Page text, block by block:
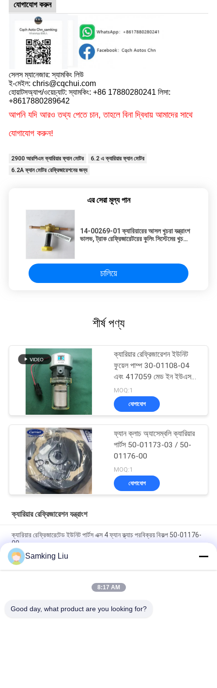
যোগাযোগ করুন
সেলস ম্যানেজার: স্যামকিং লিউ
ই-মেইল: chris@cqchui.com
হোয়াটসঅ্যাপ/ওয়েচ্যাট: স্যামকিং: +86 17880280241 লিসা:
+8617880289642
আপনি যদি আরও তথ্য পেতে চান, তাহলে বিনা দ্বিধায় আমাদের সাথে
যোগাযোগ করুন!
2900 আরপিএম ক্যারিয়ার ফ্যান মোটর
6.2 এ ক্যারিয়ার ফ্যান মোটর
6.2A ফ্যান মোটর রেফ্রিজারেশনের জন্য
এর সেরা মূল্য পান
14-00269-01 ক্যারিয়ারের আসল খুচরা যন্ত্রাংশ
ভালভ, ট্রাক রেফ্রিজারেটরের কুলিং সিস্টেমের খুচরা
চালিয়ে
শীর্ষ পণ্য
ক্যারিয়ার রেফ্রিজারেশন ইউনিট
ফুয়েল পাম্প 30-01108-04
এবং 417059 মেড ইন ইউএসএ,
30-66840-00 এর বিকল্প
MOQ:1
যোগাযোগ
ফ্যান ক্লাচ অ্যাসেম্বলি ক্যারিয়ার
পার্টস 50-01173-03 / 50-
01176-00
MOQ:1
যোগাযোগ
ক্যারিয়ার রেফ্রিজারেশন যন্ত্রাংশ
ক্যারিয়ার রেফ্রিজারেটেড ইউনিট পার্টস এক্স 4 ফ্যান ক্ল্যাচ পরবিক্রয় বিকল্প 50-01176-
00
50-01171-21 ক্যারিয়ার ট্রান্সকোল্ড সুপরা জন্য ক্ল্যাচ 1250 1150 1050 950U
950MT 950 922 1150MT 944 1250MT
50-01165-20 ক্যারিয়ারের জন্য ক্ল্যাচ মেরামত কিট S750/OASIS250 Supra
Samking Liu
8:17 AM
Good day, what product are you looking for?